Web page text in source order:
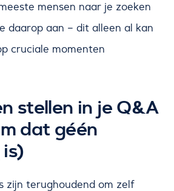
mensen naar je zoeken
daarop aan – dit alleen al kan
cruciale momenten
stellen in je Q&A
dat géén
zijn terughoudend om zelf